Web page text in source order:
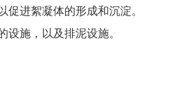
进絮凝体的形成和沉淀。
设施，以及排泥设施。